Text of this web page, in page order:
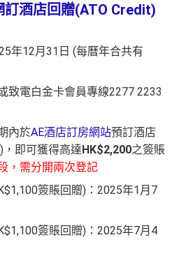
訂酒店回贈(ATO Credit)
年12月31日 (每曆年合共有
致電白金卡會員專線2277 2233
內於AE酒店訂房網站預訂酒店
，即可獲得高達 HK$2,200之簽賬
，需分開兩次登記
簽賬回贈)：2025年1月7
簽賬回贈)：2025年7月4